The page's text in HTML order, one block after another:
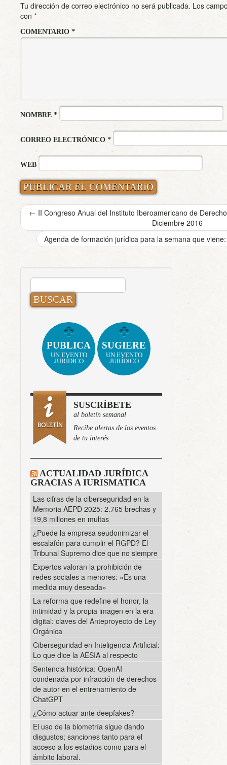
Tu dirección de correo electrónico no será publicada. Los
con *
COMENTARIO *
NOMBRE *
CORREO ELECTRÓNICO *
WEB
← II Congreso Anual del Instituto Iberoamericano de
Diciembre 2016
Agenda de formación jurídica para la semana que
BUSCAR:
PUBLICA
UN EVENTO
JURÍDICO
SUGIERE
UN EVENTO
JURÍDICO
SUSCRÍBETE
al boletín semanal
Recibe alertas de los eventos
de tu interés
ACTUALIDAD JURÍDICA
GRACIAS A IURISMATICA
Las cifras de la ciberseguridad en la
Memoria AEPD 2025: 2.765 brechas y
19,8 millones en multas
¿Puede la empresa seudonimizar el
escalafón para cumplir el RGPD? El
Tribunal Supremo dice que no siempre
Expertos valoran la prohibición de
redes sociales a menores: «Es una
medida muy deseada»
La reforma que redefine el honor, la
intimidad y la propia imagen en la era
digital: claves del Anteproyecto de Ley
Orgánica
Ciberseguridad en Inteligencia Artificial:
Lo que dice la AESIA al respecto
Sentencia histórica: OpenAI
condenada por infracción de derechos
de autor en el entrenamiento de
ChatGPT
¿Cómo actuar ante deepfakes?
El uso de la biometría sigue dando
disgustos; sanciones tanto para el
acceso a los estadios como para el
ámbito laboral.